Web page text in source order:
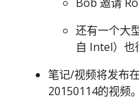
还有一个大
自 Intel）也
笔记/视频将发布
20150114的视频